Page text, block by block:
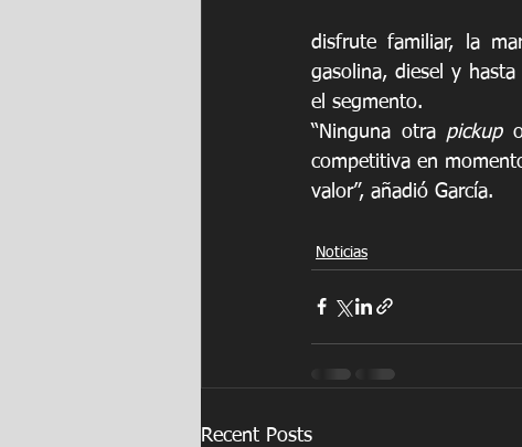
disfrute familiar, la
gasolina, diesel y
el segmento.
“Ninguna otra pickup
competitiva en
valor”, añadió García.
Noticias
Recent Posts